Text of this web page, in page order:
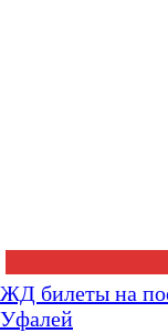
ЖД билеты на
Уфалей